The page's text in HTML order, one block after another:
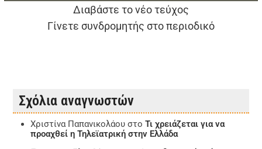
Διαβάστε το νέο τεύχος
Γίνετε συνδρομητής στο περιοδικό
Σχόλια αναγνωστών
Χριστίνα Παπανικολάου στοΤι χρειάζεται για να
προαχθεί η Τηλεϊατρική στην Ελλάδα